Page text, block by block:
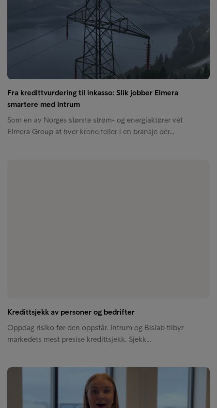
Fra kredittvurdering til inkasso: Slik jobber Elmera
smartere med Intrum
Som en av Norges største strøm- og energiaktører vet
Elmera Group at hver krone teller i en bransje der…
Kredittsjekk av personer og bedrifter
Oppdag risiko før den oppstår. Intrum og Bislab tilbyr
markedets mest presise kredittsjekk. Sjekk…